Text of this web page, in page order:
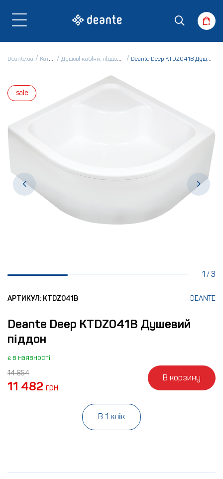
Deante.ua Каталог Душові кабіни, піддони і ванни Deante Deep KTDZ041B Душевий піддон
sale
1 /3
АРТИКУЛ: KTDZ041B DEANTE
Deante Deep KTDZ041B Душевий
піддон
є в наявності
14 854
11 482 грн
В корзину
В 1 клік